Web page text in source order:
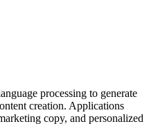
processing to generate
creation. Applications
copy, and personalized